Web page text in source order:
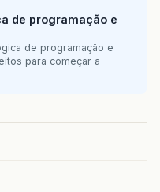
de programação e
de programação e
para começar a